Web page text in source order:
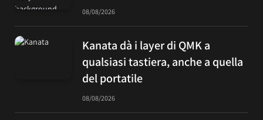
08/08/2026
Kanata dà i layer di QMK a
qualsiasi tastiera, anche a quella
del portatile
08/08/2026